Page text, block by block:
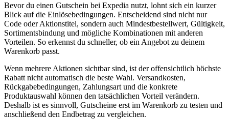
Bevor du einen Gutschein bei Expedia nutzt, lohnt sich ein kurzer
Blick auf die Einlösebedingungen. Entscheidend sind nicht nur
Code oder Aktionstitel, sondern auch Mindestbestellwert, Gültigkeit,
Sortimentsbindung und mögliche Kombinationen mit anderen
Vorteilen. So erkennst du schneller, ob ein Angebot zu deinem
Warenkorb passt.
Wenn mehrere Aktionen sichtbar sind, ist der offensichtlich höchste
Rabatt nicht automatisch die beste Wahl. Versandkosten,
Rückgabebedingungen, Zahlungsart und die konkrete
Produktauswahl können den tatsächlichen Vorteil verändern.
Deshalb ist es sinnvoll, Gutscheine erst im Warenkorb zu testen und
anschließend den Endbetrag zu vergleichen.